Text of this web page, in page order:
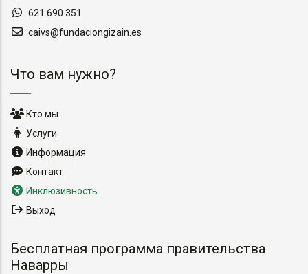
621 690 351
caivs@fundaciongizain.es
Что вам нужно?
Кто мы
Услуги
Информация
Контакт
Инклюзивность
Выход
Бесплатная программа правительства
Наварры